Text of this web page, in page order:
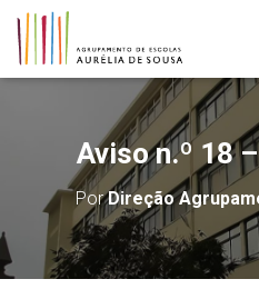
Aviso n.º 18
PorDireção